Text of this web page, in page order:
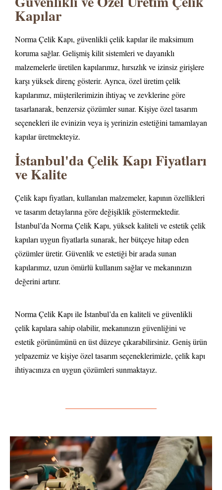
Kapılar
Norma Çelik Kapı, güvenlikli çelik kapılar ile maksimum
koruma sağlar. Gelişmiş kilit sistemleri ve dayanıklı
malzemelerle üretilen kapılarımız, hırsızlık ve izinsiz girişlere
karşı yüksek direnç gösterir. Ayrıca, özel üretim çelik
kapılarımız, müşterilerimizin ihtiyaç ve zevklerine göre
tasarlanarak, benzersiz çözümler sunar. Kişiye özel tasarım
seçenekleri ile evinizin veya iş yerinizin estetiğini tamamlayan
kapılar üretmekteyiz.
İstanbul'da Çelik Kapı Fiyatları
ve Kalite
Çelik kapı fiyatları, kullanılan malzemeler, kapının özellikleri
ve tasarım detaylarına göre değişiklik göstermektedir.
İstanbul’da Norma Çelik Kapı, yüksek kaliteli ve estetik çelik
kapıları uygun fiyatlarla sunarak, her bütçeye hitap eden
çözümler üretir. Güvenlik ve estetiği bir arada sunan
kapılarımız, uzun ömürlü kullanım sağlar ve mekanınızın
değerini artırır.
Norma Çelik Kapı ile İstanbul’da en kaliteli ve güvenlikli
çelik kapılara sahip olabilir, mekanınızın güvenliğini ve
estetik görünümünü en üst düzeye çıkarabilirsiniz. Geniş ürün
yelpazemiz ve kişiye özel tasarım seçeneklerimizle, çelik kapı
ihtiyacınıza en uygun çözümleri sunmaktayız.